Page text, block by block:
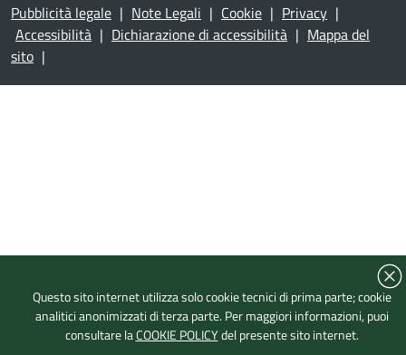
Pubblicità legale | Note Legali | Cookie | Privacy |
Accessibilità | Dichiarazione di accessibilità | Mappa del
sito |
Questo sito internet utilizza solo cookie tecnici di prima parte; cookie
analitici anonimizzati di terza parte. Per maggiori informazioni, puoi
consultare laCOOKIE POLICYdel presente sito internet.